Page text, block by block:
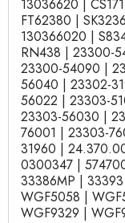
13036620 |
FT62380 |
130366020 |
RN438 | 23300-
23300-54090 |
56040 | 23302-
56022 | 23303-
23303-56030 |
76001 | 23303-
31960 |
0300347 |
33386MP |
WGF5058 |
WGF9329 |